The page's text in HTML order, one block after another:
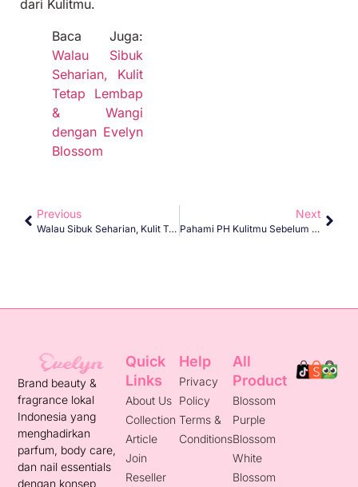
dari Kulitmu.
Baca Juga:
Walau Sibuk
Seharian, Kulit
Tetap Lembap
& Wangi
dengan Evelyn
Blossom
Previous
Walau Sibuk Seharian, Kulit Tetap Lembap & Wangi Dengan Evelyn Blossom
Next
Pahami PH Kulitmu Sebelum Layering Handbody & Parfum
Brand beauty &
fragrance lokal
Indonesia yang
menghadirkan
parfum, body care,
dan nail essentials
dengan konsep
Quick
Links
About Us
Collection
Article
Join
Reseller
Help
Privacy
Policy
Terms &
Conditions
All
Product
Blossom
Purple
Blossom
White
Blossom